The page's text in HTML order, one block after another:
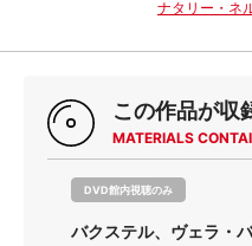
ナタリー・ネ
この作品が収
MATERIALS
DVD館内視聴のみ
バクステル、ヴェラ・